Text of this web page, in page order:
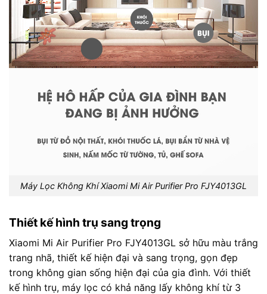
Máy Lọc Không Khí Xiaomi Mi Air Purifier Pro FJY4013GL
Thiết kế hình trụ sang trọng
Xiaomi Mi Air Purifier Pro FJY4013GL sở hữu màu trắng
trang nhã, thiết kế hiện đại và sang trọng, gọn đẹp
trong không gian sống hiện đại của gia đình. Với thiết
kế hình trụ, máy lọc có khả năng lấy không khí từ 3